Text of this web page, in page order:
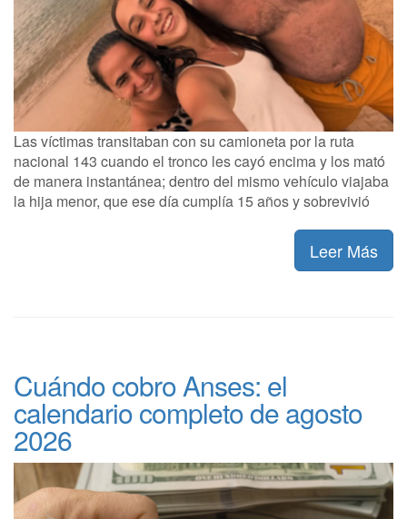
Las víctimas transitaban con su camioneta por la ruta
nacional 143 cuando el tronco les cayó encima y los mató
de manera instantánea; dentro del mismo vehículo viajaba
la hija menor, que ese día cumplía 15 años y sobrevivió
Leer Más
Cuándo cobro Anses: el
calendario completo de agosto
2026